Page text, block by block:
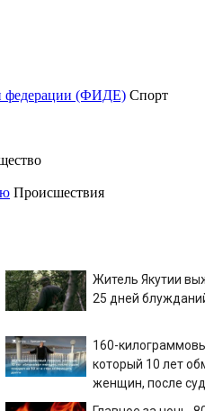
федерации (ФИДЕ) Спорт
Происшествия
Житель Якутии
25 дней
160-
который 10 лет
женщин, после